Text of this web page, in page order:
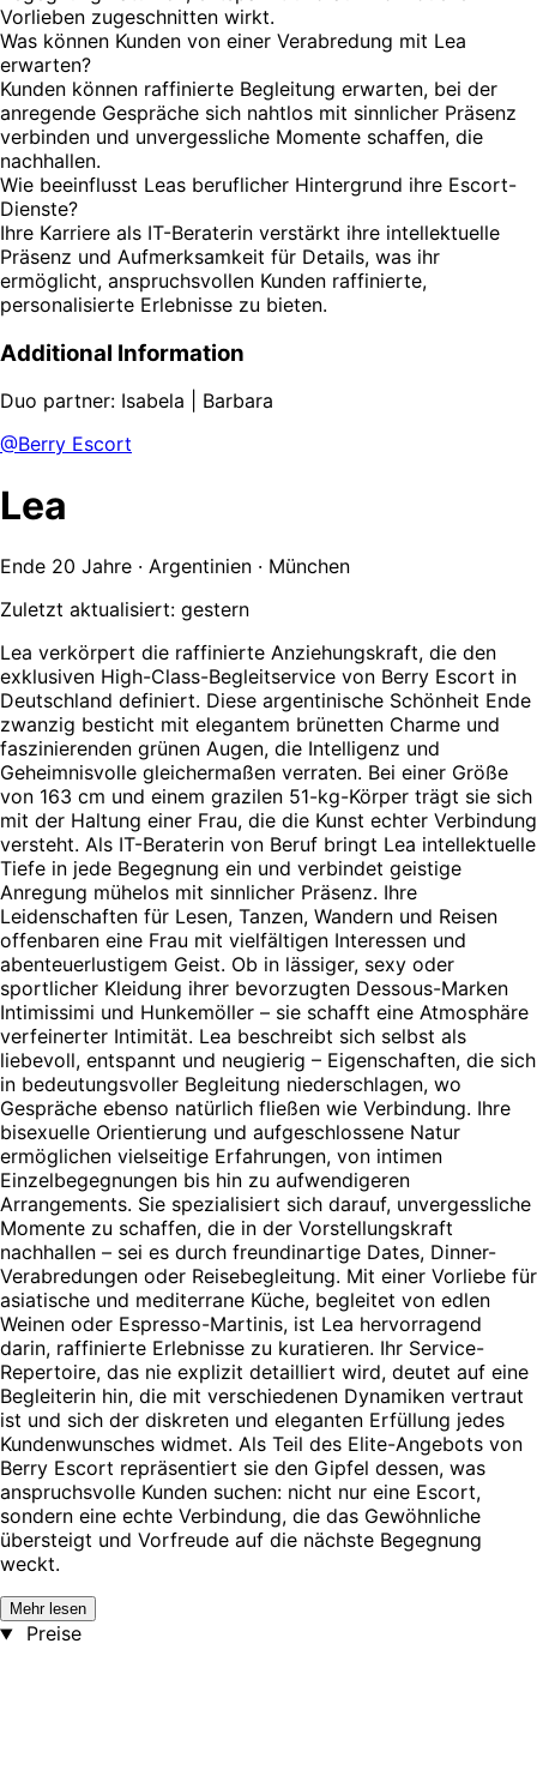
Vorlieben zugeschnitten wirkt.
Was können Kunden von einer Verabredung mit Lea
erwarten?
Kunden können raffinierte Begleitung erwarten, bei der
anregende Gespräche sich nahtlos mit sinnlicher Präsenz
verbinden und unvergessliche Momente schaffen, die
nachhallen.
Wie beeinflusst Leas beruflicher Hintergrund ihre Escort-
Dienste?
Ihre Karriere als IT-Beraterin verstärkt ihre intellektuelle
Präsenz und Aufmerksamkeit für Details, was ihr
ermöglicht, anspruchsvollen Kunden raffinierte,
personalisierte Erlebnisse zu bieten.
Additional Information
Duo partner: Isabela | Barbara
@Berry Escort
Lea
Ende 20 Jahre · Argentinien · München
Zuletzt aktualisiert: gestern
Lea verkörpert die raffinierte Anziehungskraft, die den
exklusiven High-Class-Begleitservice von Berry Escort in
Deutschland definiert. Diese argentinische Schönheit Ende
zwanzig besticht mit elegantem brünetten Charme und
faszinierenden grünen Augen, die Intelligenz und
Geheimnisvolle gleichermaßen verraten. Bei einer Größe
von 163 cm und einem grazilen 51-kg-Körper trägt sie sich
mit der Haltung einer Frau, die die Kunst echter Verbindung
versteht. Als IT-Beraterin von Beruf bringt Lea intellektuelle
Tiefe in jede Begegnung ein und verbindet geistige
Anregung mühelos mit sinnlicher Präsenz. Ihre
Leidenschaften für Lesen, Tanzen, Wandern und Reisen
offenbaren eine Frau mit vielfältigen Interessen und
abenteuerlustigem Geist. Ob in lässiger, sexy oder
sportlicher Kleidung ihrer bevorzugten Dessous-Marken
Intimissimi und Hunkemöller – sie schafft eine Atmosphäre
verfeinerter Intimität. Lea beschreibt sich selbst als
liebevoll, entspannt und neugierig – Eigenschaften, die sich
in bedeutungsvoller Begleitung niederschlagen, wo
Gespräche ebenso natürlich fließen wie Verbindung. Ihre
bisexuelle Orientierung und aufgeschlossene Natur
ermöglichen vielseitige Erfahrungen, von intimen
Einzelbegegnungen bis hin zu aufwendigeren
Arrangements. Sie spezialisiert sich darauf, unvergessliche
Momente zu schaffen, die in der Vorstellungskraft
nachhallen – sei es durch freundinartige Dates, Dinner-
Verabredungen oder Reisebegleitung. Mit einer Vorliebe für
asiatische und mediterrane Küche, begleitet von edlen
Weinen oder Espresso-Martinis, ist Lea hervorragend
darin, raffinierte Erlebnisse zu kuratieren. Ihr Service-
Repertoire, das nie explizit detailliert wird, deutet auf eine
Begleiterin hin, die mit verschiedenen Dynamiken vertraut
ist und sich der diskreten und eleganten Erfüllung jedes
Kundenwunsches widmet. Als Teil des Elite-Angebots von
Berry Escort repräsentiert sie den Gipfel dessen, was
anspruchsvolle Kunden suchen: nicht nur eine Escort,
sondern eine echte Verbindung, die das Gewöhnliche
übersteigt und Vorfreude auf die nächste Begegnung
weckt.
Mehr lesen
Preise